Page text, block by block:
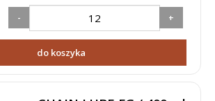
- +
do koszyka